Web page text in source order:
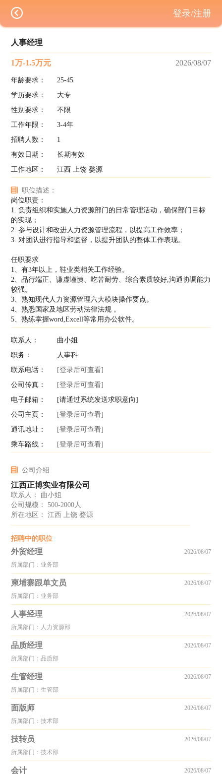
人事经理
1万-1.5万元 2026/08/07
年龄要求：
25-45
学历要求：
大专
性别要求：
不限
工作年限：
3-4年
招聘人数：
1
有效日期：
长期有效
工作地区：
江西 上饶 婺源
职位描述：
岗位职责：
1. 负责组织和实施人力资源部门的日常管理活动，确保部门目标
的实现；
2. 参与设计和改进人力资源管理流程，以提高工作效率；
3. 对团队进行指导和监督，以提升团队的整体工作表现。
任职要求
1、有3年以上，鞋业类相关工作经验。
2、品行端正、谦虚谨慎、吃苦耐劳、综合素质较好,沟通协调能力
较强。
3、熟知现代人力资源管理六大模块操作要点。
4、熟悉国家及地区劳动法律法规 。
5、熟练掌握word,Excell等常用办公软件。
联系人：
曲小姐
职务：
人事科
联系电话：
[登录后可查看]
公司传真：
[登录后可查看]
电子邮箱：
[请通过系统发送求职意向]
公司主页：
[登录后可查看]
通讯地址：
[登录后可查看]
乘车路线：
[登录后可查看]
公司介绍
江西正博实业有限公司
联系人： 曲小姐
公司规模： 500-2000人
所在地区： 江西 上饶 婺源
招聘中的职位
外贸经理
所属部门：业务部
2026/08/07
柬埔寨跟单文员
所属部门：业务部
2026/08/07
人事经理
所属部门：人力资源部
2026/08/07
品质经理
所属部门：品质部
2026/08/07
生管经理
所属部门：生管部
2026/08/07
面版师
所属部门：技术部
2026/08/07
技转员
所属部门：技术部
2026/08/07
会计 2026/08/07
登录/注册